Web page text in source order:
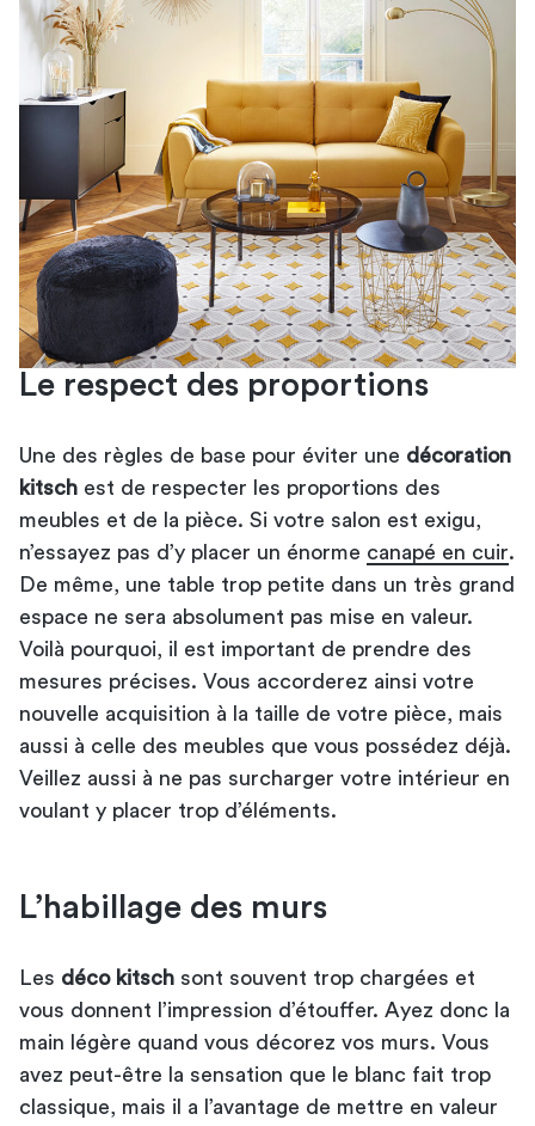
Le respect des proportions
Une des règles de base pour éviter une décoration
kitsch est de respecter les proportions des
meubles et de la pièce. Si votre salon est exigu,
n’essayez pas d’y placer un énorme canapé en cuir.
De même, une table trop petite dans un très grand
espace ne sera absolument pas mise en valeur.
Voilà pourquoi, il est important de prendre des
mesures précises. Vous accorderez ainsi votre
nouvelle acquisition à la taille de votre pièce, mais
aussi à celle des meubles que vous possédez déjà.
Veillez aussi à ne pas surcharger votre intérieur en
voulant y placer trop d’éléments.
L’habillage des murs
Les déco kitsch sont souvent trop chargées et
vous donnent l’impression d’étouffer. Ayez donc la
main légère quand vous décorez vos murs. Vous
avez peut-être la sensation que le blanc fait trop
classique, mais il a l’avantage de mettre en valeur